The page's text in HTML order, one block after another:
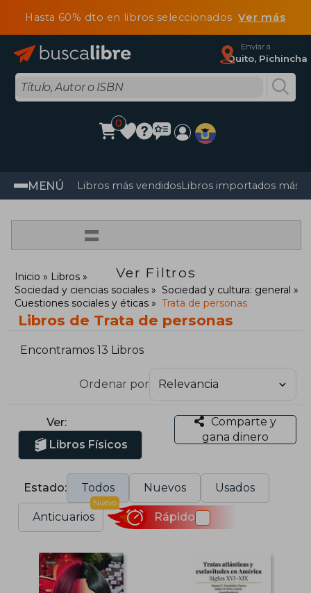
Hasta 60% dto en libros seleccionadosVer más
Enviar a
Quito, Pichincha
0
MENÚ Libros más vendidosLibros importados más
=
Ver Filtros
Inicio
Libros
Sociedad y ciencias sociales
Sociedad y cultura: general
Cuestiones sociales y éticas
Trata de personas
Libros de Trata de personas
Encontramos 13 Libros
Ordenar por
Ver:
Libros Físicos
Comparte y
gana dinero
Estado: Todos Nuevos Usados
Anticuarios
Nuevo
Rápido